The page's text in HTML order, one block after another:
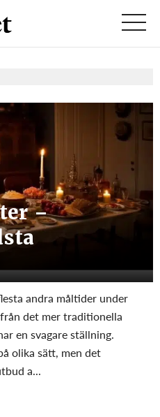
–
andra måltider under
det mer traditionella
en svagare ställning.
olika sätt, men det
a...